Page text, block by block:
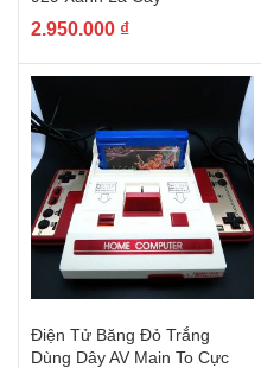
2.950.000 ₫
Điện Tử Băng Đỏ Trắng
Dùng Dây AV Main To Cực